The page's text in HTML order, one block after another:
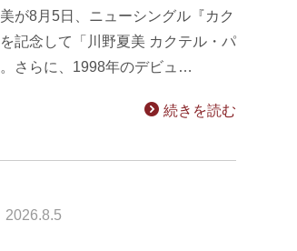
が8月5日、ニューシングル『カク
記念して「川野夏美 カクテル・パ
さらに、1998年のデビュ…
続きを読む
2026.8.5